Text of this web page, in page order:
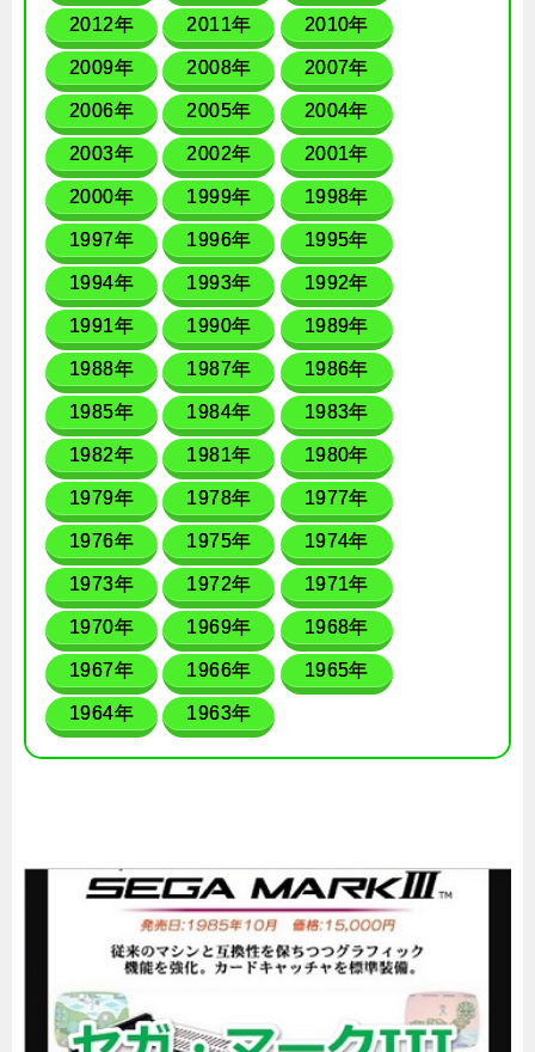
2012年 2011年 2010年
2009年 2008年 2007年
2006年 2005年 2004年
2003年 2002年 2001年
2000年 1999年 1998年
1997年 1996年 1995年
1994年 1993年 1992年
1991年 1990年 1989年
1988年 1987年 1986年
1985年 1984年 1983年
1982年 1981年 1980年
1979年 1978年 1977年
1976年 1975年 1974年
1973年 1972年 1971年
1970年 1969年 1968年
1967年 1966年 1965年
1964年 1963年